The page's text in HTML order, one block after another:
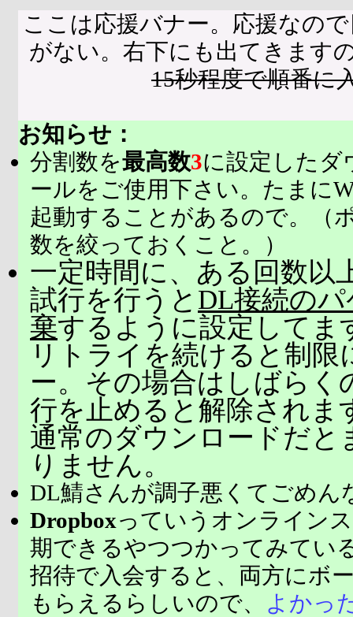
ここは応援バナー。応援なの
がない。右下にも出てきます
15秒程度で順番に
お知らせ：
分割数を最高数3に設定したダ
ールをご使用下さい。たまに
起動することがあるので。（
数を絞っておくこと。）
一定時間に、ある回数以
試行を行うと DL接続の
棄するように設定してま
リトライを続けると制限
ー。その場合はしばらく
行を止めると解除されま
通常のダウンロードだと
りません。
DL鯖さんが調子悪くてごめん
Dropboxっていうオンライン
期できるやつつかってみてい
招待で入会すると、両方にボ
もらえるらしいので、
よかっ